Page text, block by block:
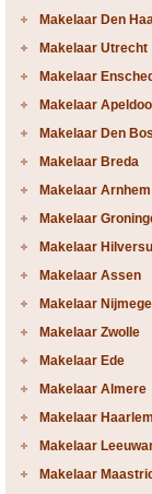
Makelaar Den
Makelaar Utrecht
Makelaar
Makelaar
Makelaar Den
Makelaar Breda
Makelaar Arnhem
Makelaar
Makelaar
Makelaar Assen
Makelaar
Makelaar Zwolle
Makelaar Ede
Makelaar Almere
Makelaar Haarlem
Makelaar
Makelaar